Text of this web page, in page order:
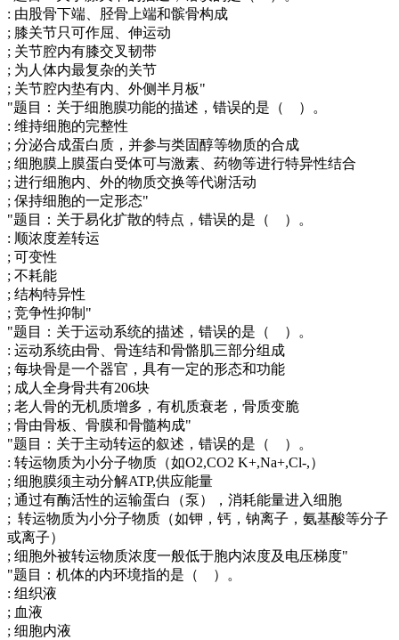
: 由股骨下端、胫骨上端和髌骨构成
; 膝关节只可作屈、伸运动
; 关节腔内有膝交叉韧带
; 为人体内最复杂的关节
; 关节腔内垫有内、外侧半月板"
"题目：关于细胞膜功能的描述，错误的是（ ）。
: 维持细胞的完整性
; 分泌合成蛋白质，并参与类固醇等物质的合成
; 细胞膜上膜蛋白受体可与激素、药物等进行特异性结合
; 进行细胞内、外的物质交换等代谢活动
; 保持细胞的一定形态"
"题目：关于易化扩散的特点，错误的是（ ）。
: 顺浓度差转运
; 可变性
; 不耗能
; 结构特异性
; 竞争性抑制"
"题目：关于运动系统的描述，错误的是（ ）。
: 运动系统由骨、骨连结和骨骼肌三部分组成
; 每块骨是一个器官，具有一定的形态和功能
; 成人全身骨共有206块
; 老人骨的无机质增多，有机质衰老，骨质变脆
; 骨由骨板、骨膜和骨髓构成"
"题目：关于主动转运的叙述，错误的是（ ）。
: 转运物质为小分子物质（如O2,CO2 K+,Na+,Cl-,）
; 细胞膜须主动分解ATP,供应能量
; 通过有酶活性的运输蛋白（泵），消耗能量进入细胞
; 转运物质为小分子物质（如钾，钙，钠离子，氨基酸等分子
或离子）
; 细胞外被转运物质浓度一般低于胞内浓度及电压梯度"
"题目：机体的内环境指的是（ ）。
: 组织液
; 血液
; 细胞内液